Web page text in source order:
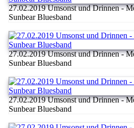
27.02.2019 Umsonst und Drinnen -
Sunbear Bluesband
27.02.2019 Umsonst und Drinnen -
Sunbear Bluesband
27.02.2019 Umsonst und Drinnen -
Sunbear Bluesband